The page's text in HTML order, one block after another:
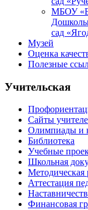
МБОУ
сад
Музей
Оценка
Полезные
Учительская
Сайты
Олимпиады и
Библиотека
Учебные
Школьная
Методическая
Аттестация
Финансовая